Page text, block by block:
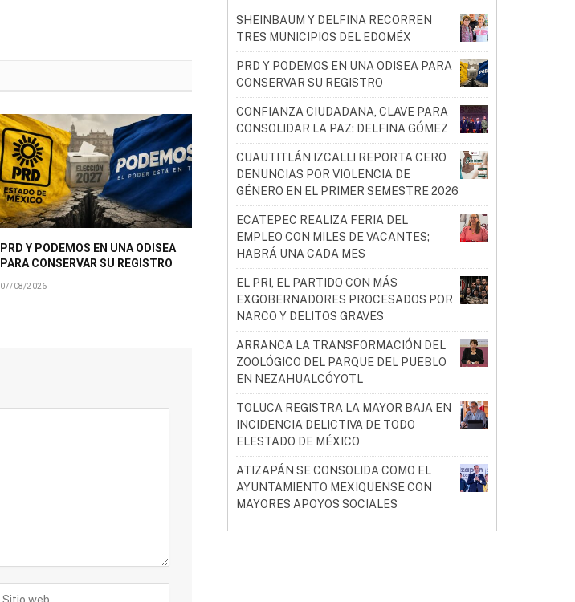
PRD Y PODEMOS EN UNA ODISEA
PARA CONSERVAR SU REGISTRO
07/08/2026
SHEINBAUM Y DELFINA RECORREN
TRES MUNICIPIOS DEL EDOMÉX
PRD Y PODEMOS EN UNA ODISEA PARA
CONSERVAR SU REGISTRO
CONFIANZA CIUDADANA, CLAVE PARA
CONSOLIDAR LA PAZ: DELFINA GÓMEZ
CUAUTITLÁN IZCALLI REPORTA CERO
DENUNCIAS POR VIOLENCIA DE
GÉNERO EN EL PRIMER SEMESTRE 2026
ECATEPEC REALIZA FERIA DEL
EMPLEO CON MILES DE VACANTES;
HABRÁ UNA CADA MES
EL PRI, EL PARTIDO CON MÁS
EXGOBERNADORES PROCESADOS POR
NARCO Y DELITOS GRAVES
ARRANCA LA TRANSFORMACIÓN DEL
ZOOLÓGICO DEL PARQUE DEL PUEBLO
EN NEZAHUALCÓYOTL
TOLUCA REGISTRA LA MAYOR BAJA EN
INCIDENCIA DELICTIVA DE TODO
ELESTADO DE MÉXICO
ATIZAPÁN SE CONSOLIDA COMO EL
AYUNTAMIENTO MEXIQUENSE CON
MAYORES APOYOS SOCIALES